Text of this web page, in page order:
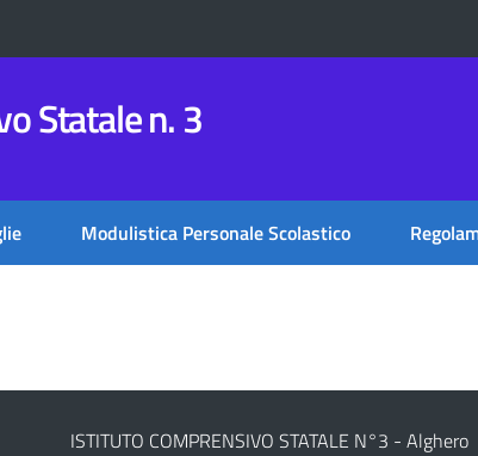
Statale n. 3
Modulistica Personale Scolastico
ISTITUTO COMPRENSIVO STATALE N°3 - Alghero